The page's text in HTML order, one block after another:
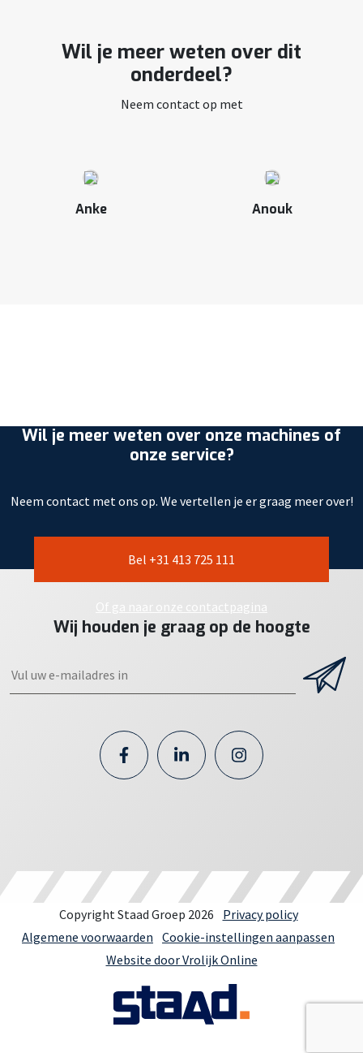
Wil je meer weten over dit
onderdeel?
Neem contact op met
Anke Anouk
Wil je meer weten over onze machines of
onze service?
Neem contact met ons op. We vertellen je er graag meer over!
Bel +31 413 725 111
Of ga naar onze contactpagina
Wij houden je graag op de hoogte
Copyright Staad Groep 2026
Privacy policy
Algemene voorwaarden Cookie-instellingen aanpassen
Website door Vrolijk Online